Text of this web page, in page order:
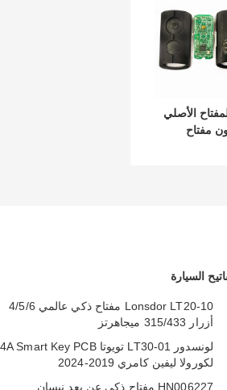
الأصلي
مفتاح
السيارة
Lonsdor LT20-10 مفتاح ذكي عالمي 4/5/6
أزرار 315/433 ميجاهرتز
لونسدور LT30-01 تويوتا 4A Smart Key PCB
لكورولا ليفين كامري 2019-2024
HN006227 مفتاح ذكي عن بعد نيسان